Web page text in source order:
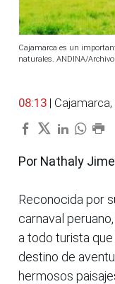
Cajamarca es un
naturales. ANDINA/Archivo
08:13 | Cajamarca,
Por Nathaly
Reconocida por
carnaval
a todo turista
destino de
hermosos